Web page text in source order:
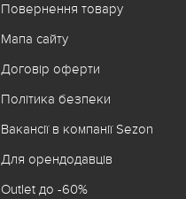
Повернення товару
Мапа сайту
Договір оферти
Політика безпеки
Вакансії в компанії Sezon
Для орендодавців
Outlet до -60%